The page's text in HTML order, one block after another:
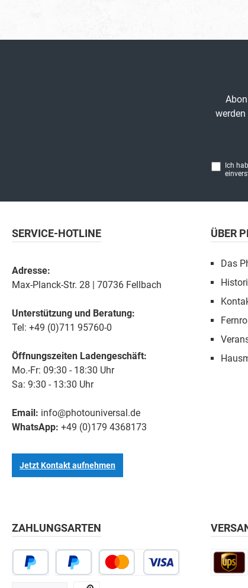
Ich
SERVICE-HOTLINE
Adresse:
Max-Planck-Str. 28 | 70736 Fellbach
Unterstützung und Beratung:
Tel: +49 (0)711 95760-0
Öffnungszeiten Ladengeschäft:
Mo.-Fr: 09:30 - 18:30 Uhr
Sa: 9:30 - 13:30 Uhr
Email: info@photouniversal.de
WhatsApp: +49 (0)179 4368173
Jetzt Kontakt aufnehmen
ÜBER
Das
ZAHLUNGSARTEN